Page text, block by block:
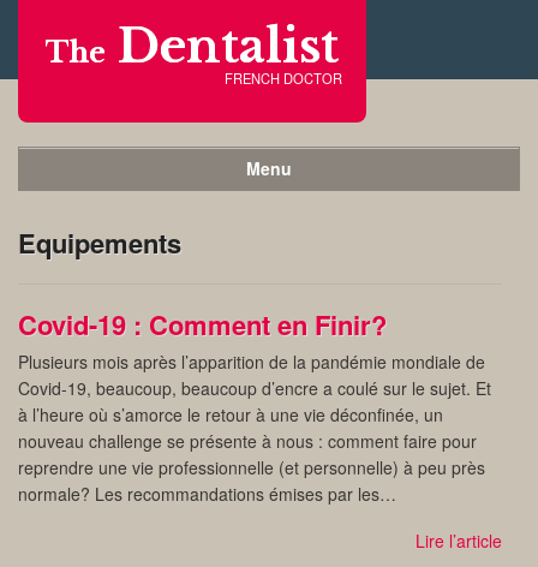
The Dentalist
FRENCH DOCTOR
Menu
Equipements
Covid-19 : Comment en Finir?
Plusieurs mois après l’apparition de la pandémie mondiale de
Covid-19, beaucoup, beaucoup d’encre a coulé sur le sujet. Et
à l’heure où s’amorce le retour à une vie déconfinée, un
nouveau challenge se présente à nous : comment faire pour
reprendre une vie professionnelle (et personnelle) à peu près
normale? Les recommandations émises par les…
Lire l’article